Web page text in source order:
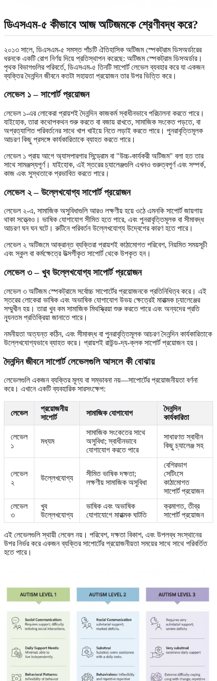
ডিএসএম-৫ কীভাবে আজ অটিজমকে শ্রেণীবদ্ধ করে?
২০১৩ সালে, ডিএসএম-৫ সমস্ত পাঁচটি ঐতিহাসিক অটিজম স্পেকট্রাম ডিসঅর্ডারের
ধরনকে একটি রোগ নির্ণয় দিয়ে প্রতিস্থাপন করেছে: অটিজম স্পেকট্রাম ডিসঅর্ডার।
পৃথক বিভাগগুলির পরিবর্তে, ডিএসএম-৫ তিনটি সাপোর্ট লেভেল ব্যবহার করে যা একজন
ব্যক্তির দৈনন্দিন জীবনে কতটা সহায়তা প্রয়োজন তার উপর ভিত্তি করে।
লেভেল ১ – সাপোর্ট প্রয়োজন
লেভেল ১-এর লোকেরা প্রায়শই দৈনন্দিন কাজকর্ম স্বাধীনভাবে পরিচালনা করতে পারে।
যাইহোক, তারা কথোপকথন শুরু করতে বা বজায় রাখতে, সামাজিক সংকেত পড়তে, বা
অপ্রত্যাশিত পরিবর্তনের সাথে খাপ খাইয়ে নিতে লড়াই করতে পারে। পুনরাবৃত্তিমূলক
আচরণ কিছু প্রসঙ্গে কার্যকারিতাকে ব্যাহত করতে পারে।
লেভেল ১ প্রায় আগে অ্যাসপারগার সিন্ড্রোম বা "উচ্চ-কার্যকরী অটিজম" বলা হত তার
সাথে সামঞ্জস্যপূর্ণ। যাইহোক, এই স্তরের চ্যালেঞ্জগুলি এখনও গুরুত্বপূর্ণ এবং সম্পর্ক,
কাজ এবং সুস্থতাকে প্রভাবিত করতে পারে।
লেভেল ২ – উল্লেখযোগ্য সাপোর্ট প্রয়োজন
লেভেল ২-এ, সামাজিক অসুবিধাগুলি আরও লক্ষণীয় হয়ে ওঠে এমনকি সাপোর্ট জায়গায়
থাকা সত্ত্বেও। ভাষিক যোগাযোগ সীমিত হতে পারে, এবং পুনরাবৃত্তিমূলক বা সীমাবদ্ধ
আচরণ ঘন ঘন ঘটে। রুটিনে পরিবর্তন উল্লেখযোগ্য উদ্বেগের কারণ হতে পারে।
লেভেল ২ অটিজমে আক্রান্ত ব্যক্তিরা প্রায়শই কাঠামোগত পরিবেশ, নিয়মিত সময়সূচী
এবং স্কুল বা কর্মক্ষেত্রে উত্সর্গীকৃত সাপোর্ট থেকে উপকৃত হন।
লেভেল ৩ – খুব উল্লেখযোগ্য সাপোর্ট প্রয়োজন
লেভেল ৩ অটিজম স্পেকট্রামে সর্বোচ্চ সাপোর্টের প্রয়োজনকে প্রতিনিধিত্ব করে। এই
স্তরের লোকেরা ভাষিক এবং অভাষিক যোগাযোগ উভয় ক্ষেত্রেই মারাত্মক চ্যালেঞ্জের
সম্মুখীন হয়। তারা খুব কম সামাজিক মিথস্ক্রিয়া শুরু করতে পারে এবং অন্যদের প্রতি
ন্যূনতম প্রতিক্রিয়া জানাতে পারে।
নমনীয়তা অত্যন্ত কঠিন, এবং সীমাবদ্ধ বা পুনরাবৃত্তিমূলক আচরণ দৈনন্দিন কার্যকারিতাকে
উল্লেখযোগ্যভাবে ব্যাহত করে। প্রায়শই রাউন্ড-দ্য-ক্লক সাপোর্ট প্রয়োজন হয়।
দৈনন্দিন জীবনে সাপোর্ট লেভেলগুলি আসলে কী বোঝায়
লেভেলগুলি একজন ব্যক্তির মূল্য বা সম্ভাবনা নয়—সাপোর্টের প্রয়োজনীয়তা বর্ণনা
করে। এখানে একটি ব্যবহারিক সারসংক্ষেপ:
লেভেল
প্রয়োজনীয়
সাপোর্ট
সামাজিক যোগাযোগ
দৈনন্দিন
কার্যকারিতা
লেভেল
১
মধ্যম
সামাজিক সংকেতের সাথে
অসুবিধা; স্বাধীনভাবে
যোগাযোগ করতে পারে
সাধারণত স্বাধীন
কিছু চ্যালেঞ্জ সহ
লেভেল
২
উল্লেখযোগ্য
সীমিত ভাষিক দক্ষতা;
লক্ষণীয় সামাজিক অসুবিধা
বেশিরভাগ
সেটিংসে
কাঠামোগত
সাপোর্ট প্রয়োজন
লেভেল
৩
খুব
উল্লেখযোগ্য
ভাষিক এবং অভাষিক
যোগাযোগে মারাত্মক ঘাটতি
ক্রমাগত, তীব্র
সাপোর্ট প্রয়োজন
এই লেভেলগুলি স্থায়ী লেবেল নয়। পরিবেশ, দক্ষতা বিকাশ, এবং উপলব্ধ সংস্থানের
উপর নির্ভর করে একজন ব্যক্তির সাপোর্টের প্রয়োজনীয়তা সময়ের সাথে সাথে পরিবর্তিত
হতে পারে।